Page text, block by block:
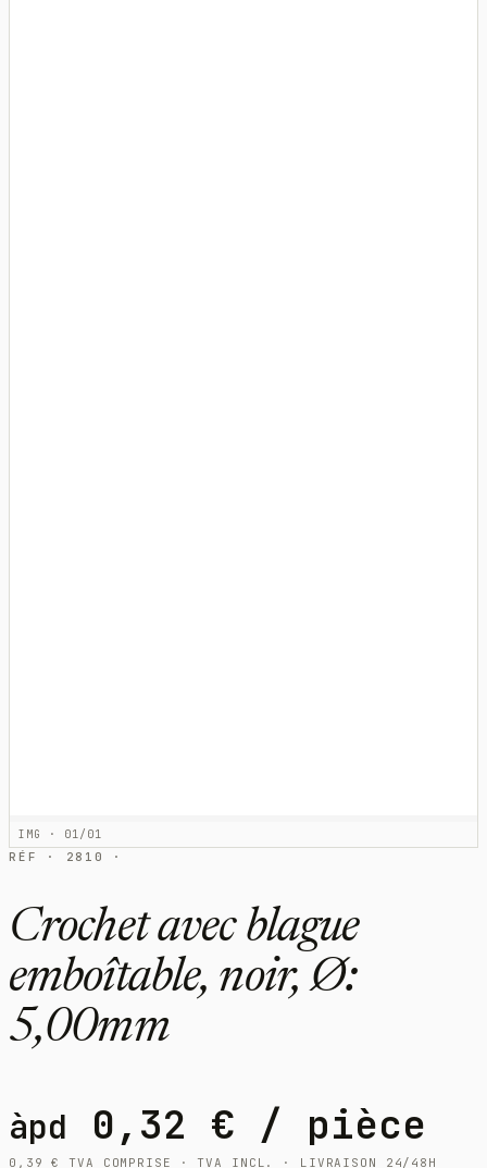
IMG · 01/01
RÉF · 2810 ·
Crochet avec blague
emboîtable, noir, Ø:
5,00mm
àpd 0,32 € / pièce
0,39€
TVA COMPRISE · TVA INCL. · LIVRAISON 24/48H